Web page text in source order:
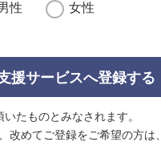
性 女性
援サービスへ登録する
いたものとみなされます。
めてご登録をご希望の方は、